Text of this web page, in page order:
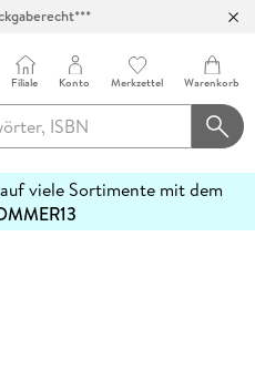
Filiale Konto Merkzettel Warenkorb
viele Sortimente mit dem